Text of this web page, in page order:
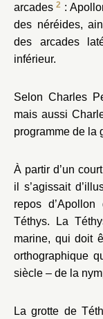
arcades 2:
des néréides,
des arcades
inférieur.
Selon Charles
mais aussi
programme de la
À partir d’un
il s’agissait
repos
Téthys. La
marine, qui doit
orthographique
siècle – de la
La grotte de